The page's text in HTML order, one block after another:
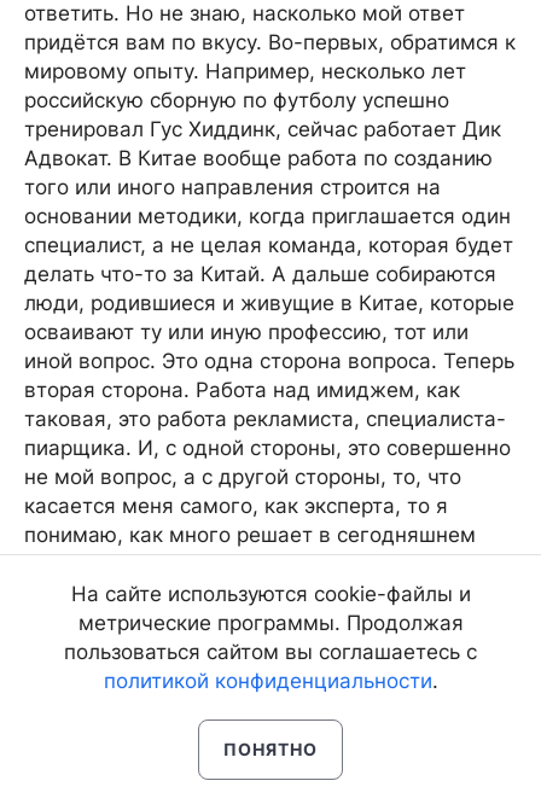
ответить. Но не знаю, насколько мой ответ
придётся вам по вкусу. Во-первых, обратимся к
мировому опыту. Например, несколько лет
российскую сборную по футболу успешно
тренировал Гус Хиддинк, сейчас работает Дик
Адвокат. В Китае вообще работа по созданию
того или иного направления строится на
основании методики, когда приглашается один
специалист, а не целая команда, которая будет
делать что-то за Китай. А дальше собираются
люди, родившиеся и живущие в Китае, которые
осваивают ту или иную профессию, тот или
иной вопрос. Это одна сторона вопроса. Теперь
вторая сторона. Работа над имиджем, как
таковая, это работа рекламиста, специалиста-
пиарщика. И, с одной стороны, это совершенно
не мой вопрос, а с другой стороны, то, что
касается меня самого, как эксперта, то я
понимаю, как много решает в сегодняшнем
тому или иному человеку. Республике надо
решать довольно много вопросов, и эти
вопросы нужно решать не только самим, а
вместе с федеральными ведомствами,
России, а это всё упирается уже в вопрос
отношения к Бурятии.
На сайте используются cookie-файлы и
метрические программы. Продолжая
пользоваться сайтом вы соглашаетесь с
политикой конфиденциальности.
ПОНЯТНО